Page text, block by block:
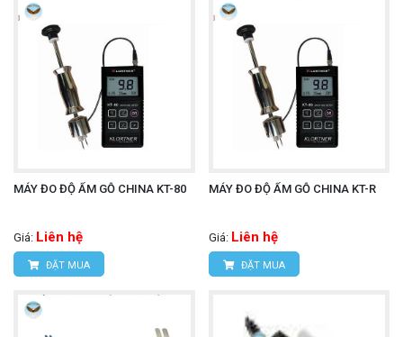
MÁY ĐO ĐỘ ẨM GỖ CHINA KT-80
Giá: Liên hệ
ĐẶT MUA
MÁY ĐO ĐỘ ẨM GỖ CHINA KT-R
Giá: Liên hệ
ĐẶT MUA